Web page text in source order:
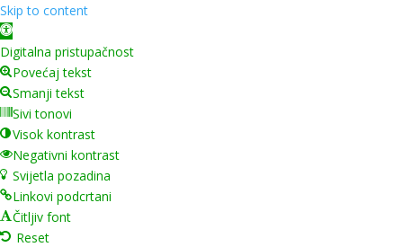
Skip to content
Open toolbar
Digitalna pristupačnost
Povećaj tekst
Smanji tekst
Sivi tonovi
Visok kontrast
Negativni kontrast
Svijetla pozadina
Linkovi podcrtani
Čitljiv font
Reset